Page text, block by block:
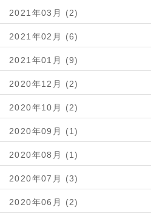
2021年03月 (2)
2021年02月 (6)
2021年01月 (9)
2020年12月 (2)
2020年10月 (2)
2020年09月 (1)
2020年08月 (1)
2020年07月 (3)
2020年06月 (2)